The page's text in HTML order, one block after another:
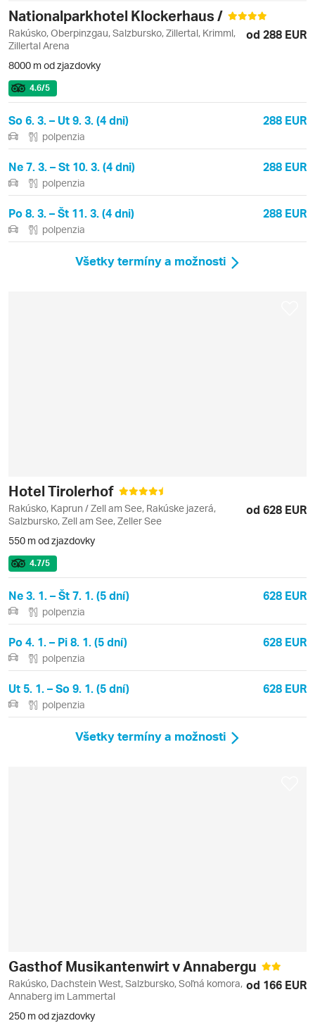
Nationalparkhotel Klockerhaus /
Rakúsko, Oberpinzgau, Salzbursko, Zillertal, Krimml,
Zillertal Arena
od 288 EUR
8000 m od zjazdovky
4.6/5
So 6. 3. – Ut 9. 3. (4 dni) 288 EUR
polpenzia
Ne 7. 3. – St 10. 3. (4 dni) 288 EUR
polpenzia
Po 8. 3. – Št 11. 3. (4 dni) 288 EUR
polpenzia
Všetky termíny a možnosti
Hotel Tirolerhof
Rakúsko, Kaprun / Zell am See, Rakúske jazerá,
Salzbursko, Zell am See, Zeller See
od 628 EUR
550 m od zjazdovky
4.7/5
Ne 3. 1. – Št 7. 1. (5 dní) 628 EUR
polpenzia
Po 4. 1. – Pi 8. 1. (5 dní) 628 EUR
polpenzia
Ut 5. 1. – So 9. 1. (5 dní) 628 EUR
polpenzia
Všetky termíny a možnosti
Gasthof Musikantenwirt v Annabergu
Rakúsko, Dachstein West, Salzbursko, Soľná komora,
Annaberg im Lammertal
od 166 EUR
250 m od zjazdovky